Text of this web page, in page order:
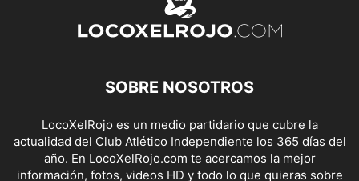
SOBRE NOSOTROS
LocoXelRojo es un medio partidario que cubre la
actualidad del Club Atlético Independiente los 365 días del
año. En LocoXelRojo.com te acercamos la mejor
información, fotos, videos HD y todo lo que quieras sobre